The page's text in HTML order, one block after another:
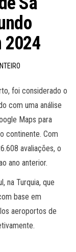
2024
foi considerado o
com uma análise
Maps para
continente. Com
avaliações, o
ano anterior.
na Turquia, que
base em
aeroportos de